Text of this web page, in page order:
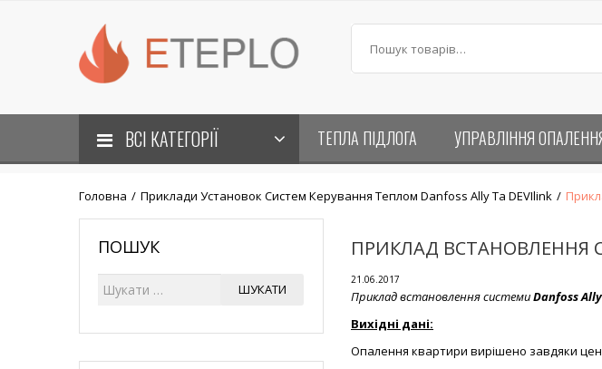
ВСІ КАТЕГОРІЇ ТЕПЛА ПІДЛОГА УПРАВЛІННЯ
Головна / Приклади Установок Систем Керування Теплом Danfoss Ally Та DEVIlink /
ПОШУК
Ш
а
ШУКАТИ
ПРИКЛАД ВСТАНОВЛЕННЯ
21.06.2017
Приклад встановлення системиDanfoss
Вихідні дані:
Опалення квартири вирішено завдяки